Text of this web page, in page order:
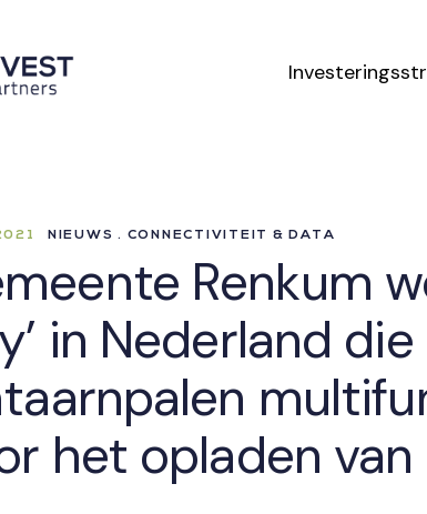
NIEUWS . CONNECTIVITEIT & DATA
Renkum
in Nederland
het opladen